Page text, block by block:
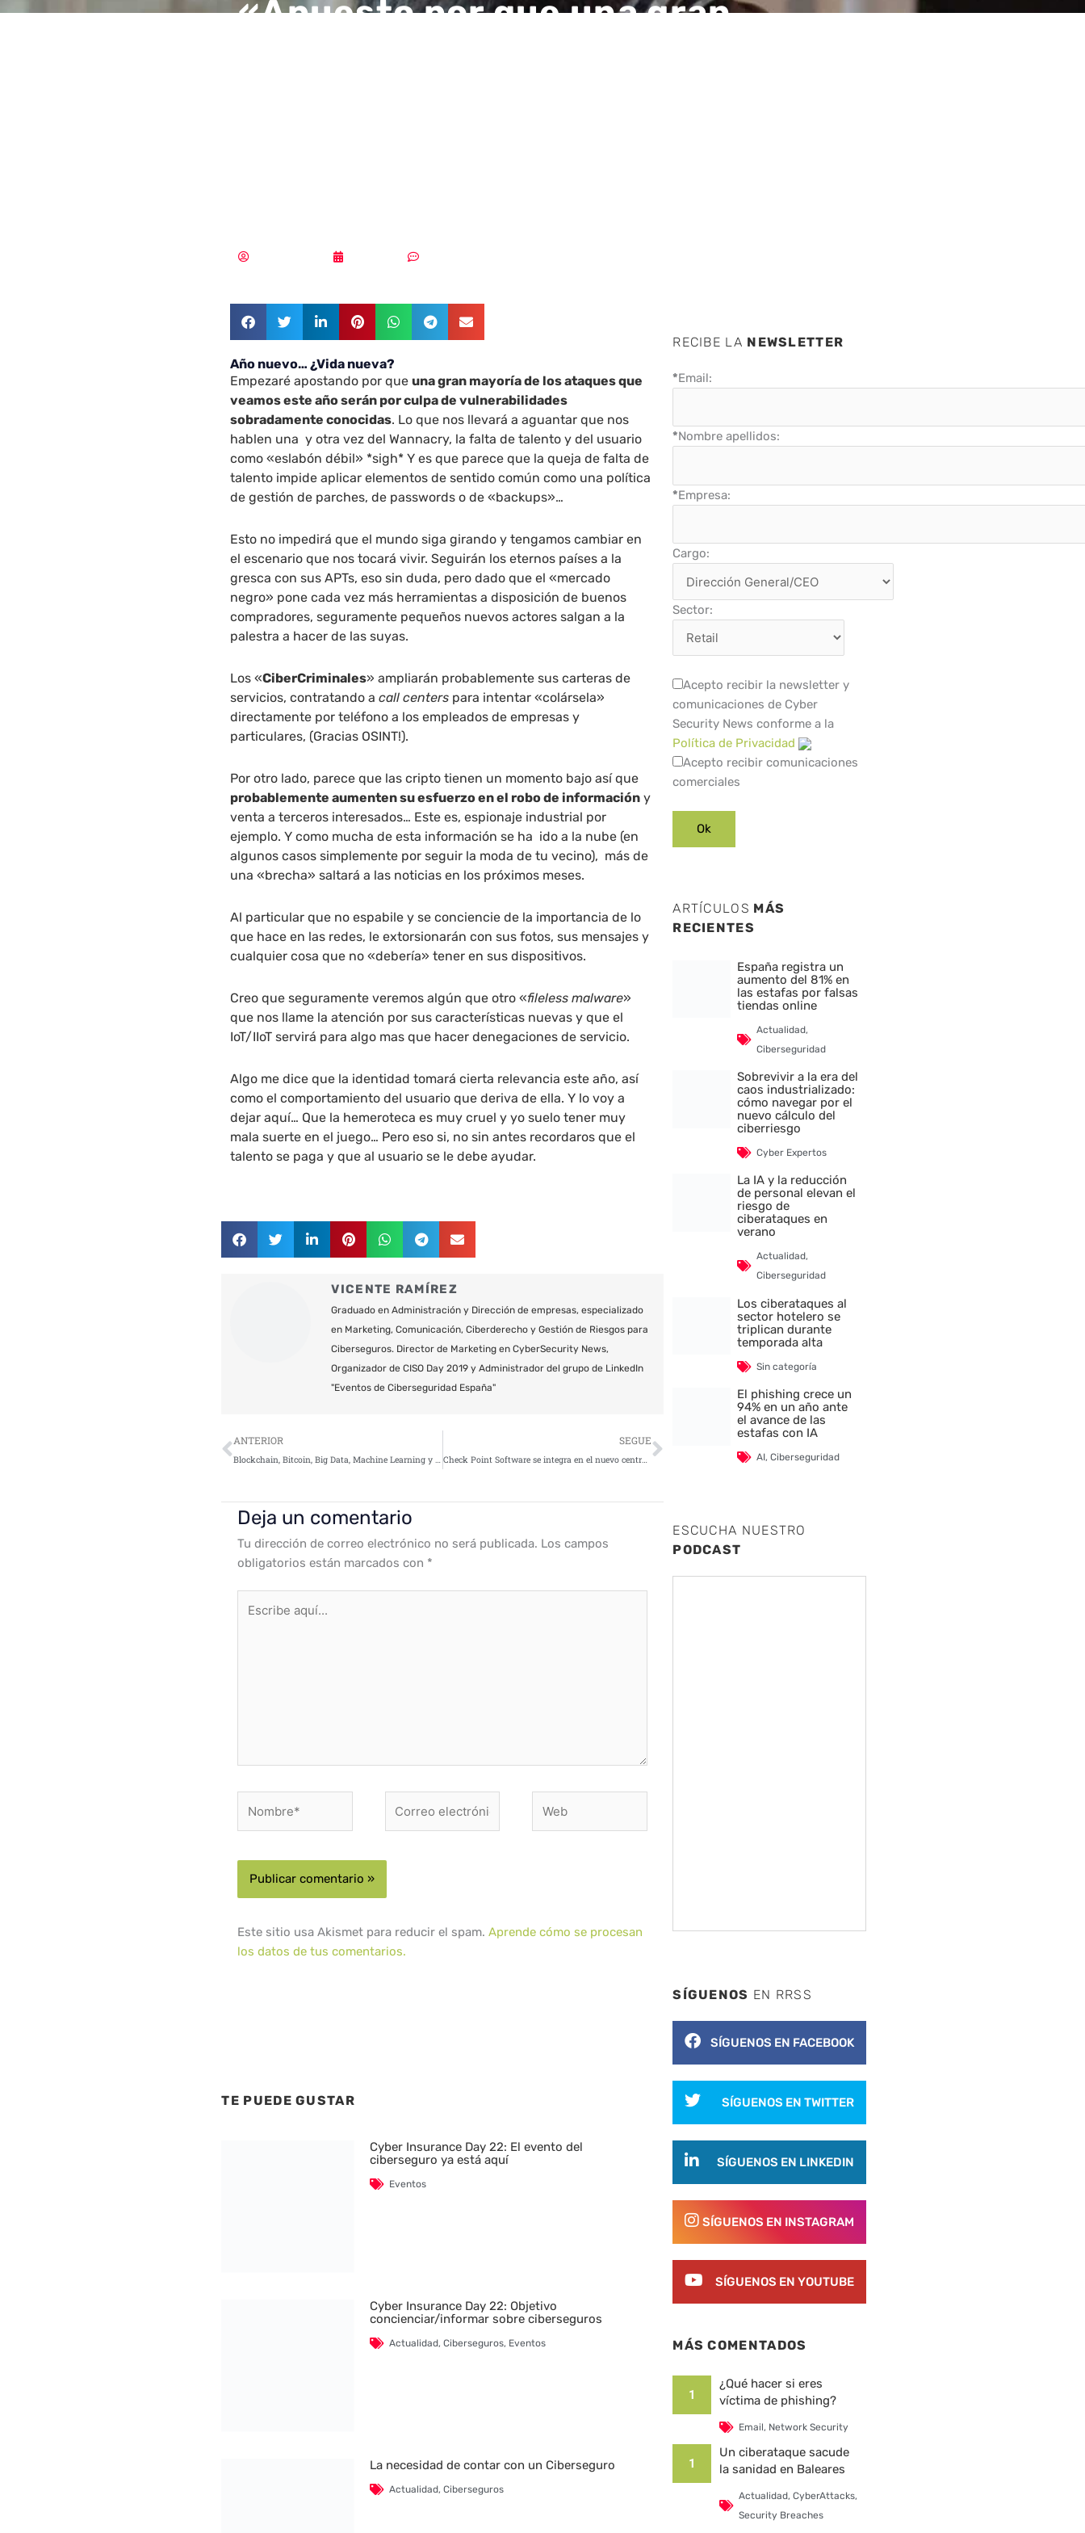
«Apuesto por que una gran
Año nuevo… ¿Vida nueva?
Empezaré apostando por queuna gran mayoría de los ataques que
veamos este año serán por culpa de vulnerabilidades
sobradamente conocidas. Lo que nos llevará a aguantar que nos
hablen una y otra vez del Wannacry, la falta de talento y del usuario
como «eslabón débil» *sigh* Y es que parece que la queja de falta de
talento impide aplicar elementos de sentido común como una política
de gestión de parches, de passwords o de «backups»…
Esto no impedirá que el mundo siga girando y tengamos cambiar en
el escenario que nos tocará vivir. Seguirán los eternos países a la
gresca con sus APTs, eso sin duda, pero dado que el «mercado
negro» pone cada vez más herramientas a disposición de buenos
compradores, seguramente pequeños nuevos actores salgan a la
palestra a hacer de las suyas.
Los «CiberCriminales» ampliarán probablemente sus carteras de
servicios, contratando acall centers para intentar «colársela»
directamente por teléfono a los empleados de empresas y
particulares, (Gracias OSINT!).
Por otro lado, parece que las cripto tienen un momento bajo así que
probablemente aumenten su esfuerzo en el robo de información y
venta a terceros interesados… Este es, espionaje industrial por
ejemplo. Y como mucha de esta información se ha ido a la nube (en
algunos casos simplemente por seguir la moda de tu vecino), más de
una «brecha» saltará a las noticias en los próximos meses.
Al particular que no espabile y se conciencie de la importancia de lo
que hace en las redes, le extorsionarán con sus fotos, sus mensajes y
cualquier cosa que no «debería» tener en sus dispositivos.
Creo que seguramente veremos algún que otro «fileless malware»
que nos llame la atención por sus características nuevas y que el
IoT/IIoT servirá para algo mas que hacer denegaciones de servicio.
Algo me dice que la identidad tomará cierta relevancia este año, así
como el comportamiento del usuario que deriva de ella. Y lo voy a
dejar aquí… Que la hemeroteca es muy cruel y yo suelo tener muy
mala suerte en el juego… Pero eso si, no sin antes recordaros que el
talento se paga y que al usuario se le debe ayudar.
VICENTE RAMÍREZ
Graduado en Administración y Dirección de empresas, especializado
en Marketing, Comunicación, Ciberderecho y Gestión de Riesgos para
Ciberseguros. Director de Marketing en CyberSecurity News,
Organizador de CISO Day 2019 y Administrador del grupo de LinkedIn
"Eventos de Ciberseguridad España"
Ant
ANTERIOR
Blockchain, Bitcoin, Big Data, Machine Learning y Devops, las tecnologías que marcarán 2019
SEGUE
Check Point Software se integra en el nuevo centro de seguridad Amazon Web Services
Siguiente
Deja un comentario
Tu dirección de correo electrónico no será publicada. Los campos
obligatorios están marcados con *
aquí...
electrónico*
Este sitio usa Akismet para reducir el spam.Aprende cómo se procesan
los datos de tus comentarios.
TE PUEDE GUSTAR
Cyber Insurance Day 22: El evento del
ciberseguro ya está aquí
Eventos
Cyber Insurance Day 22: Objetivo
concienciar/informar sobre ciberseguros
Actualidad, Ciberseguros, Eventos
La necesidad de contar con un Ciberseguro
Actualidad, Ciberseguros
RECIBE LA NEWSLETTER
*Email:
*Nombre apellidos:
*Empresa:
Cargo:
Sector:
Acepto recibir la newsletter y
comunicaciones de Cyber
Security News conforme a la
Política de Privacidad
Acepto recibir comunicaciones
comerciales
ARTÍCULOS MÁS
RECIENTES
España registra un
aumento del 81% en
las estafas por falsas
tiendas online
Actualidad,
Ciberseguridad
Sobrevivir a la era del
caos industrializado:
cómo navegar por el
nuevo cálculo del
ciberriesgo
Cyber Expertos
La IA y la reducción
de personal elevan el
riesgo de
ciberataques en
verano
Actualidad,
Ciberseguridad
Los ciberataques al
sector hotelero se
triplican durante
temporada alta
Sin categoría
El phishing crece un
94% en un año ante
el avance de las
estafas con IA
AI,Ciberseguridad
ESCUCHA NUESTRO
PODCAST
SÍGUENOS EN RRSS
SÍGUENOS EN FACEBOOK
SÍGUENOS EN TWITTER
SÍGUENOS EN LINKEDIN
SÍGUENOS EN INSTAGRAM
SÍGUENOS EN YOUTUBE
MÁS COMENTADOS
1
¿Qué hacer si eres
víctima de phishing?
Email, Network Security
1
Un ciberataque sacude
la sanidad en Baleares
Actualidad, CyberAttacks,
Security Breaches